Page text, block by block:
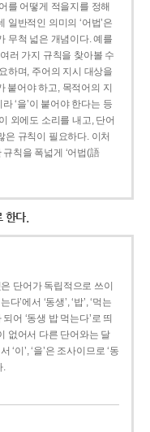
를 어떻게 적을지를 정해
일반적인 의미의 ‘어법’은
무척 넓은 개념이다. 예를
러 가지 규칙을 찾아볼 수
하며, 주어의 지시 대상을
붙어야 하고, 목적어의 지
‘을’이 붙어야 한다는 등
외에도 소리를 내고, 단어
은 규칙이 필요하다. 이처
칙을 폭넓게 ‘어법(語
한다.
단어가 독립적으로 쓰이
’에서 ‘동생’, ‘밥’, ‘먹는
어 ‘동생 밥 먹는다’로 띄
없어서 다른 단어와는 달
‘이’, ‘을’은 조사이므로 ‘동
.